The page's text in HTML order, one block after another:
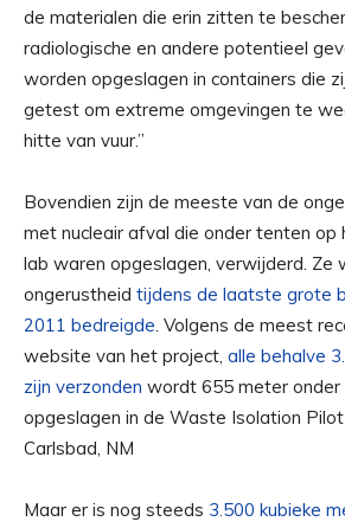
de materialen die erin zitten te
radiologische en andere potentieel
worden opgeslagen in containers die
getest om extreme omgevingen te
hitte van vuur.”
Bovendien zijn de meeste van de
met nucleair afval die onder tenten op
lab waren opgeslagen, verwijderd. Ze
ongerustheid tijdens de laatste grote
2011 bedreigde. Volgens de meest
website van het project, alle behalve
zijn verzonden wordt 655 meter onder
opgeslagen in de Waste Isolation
Carlsbad, NM
Maar er is nog steeds 3.500 kubieke